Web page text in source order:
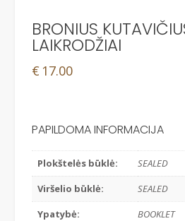
BRONIUS
LAIKRODŽIAI
€ 17.00
PAPILDOMA INFORMACIJA
Plokštelės būklė:
SEALED
Viršelio būklė:
SEALED
Ypatybė:
BOOKLET